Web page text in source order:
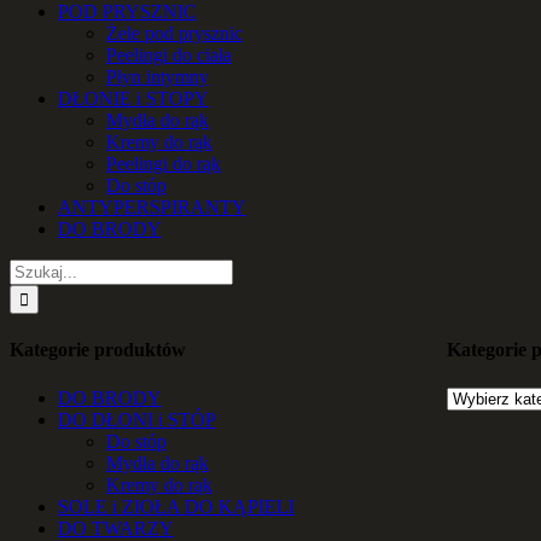
POD PRYSZNIC
Żele pod prysznic
Peelingi do ciała
Płyn intymny
DŁONIE i STOPY
Mydła do rąk
Kremy do rąk
Peelingi do rąk
Do stóp
ANTYPERSPIRANTY
DO BRODY
Szukaj
Kategorie produktów
DO BRODY
DO DŁONI i STÓP
Do stóp
Mydła do rąk
Kremy do rąk
SOLE i ZIOŁA DO KĄPIELI
DO TWARZY
Kategorie